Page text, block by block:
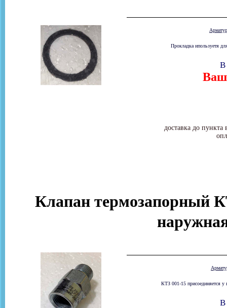
Прокладка ипользуетя
доставка до
В
Клапан термозапорный
КТЗ 001-15 присоединяется у
В